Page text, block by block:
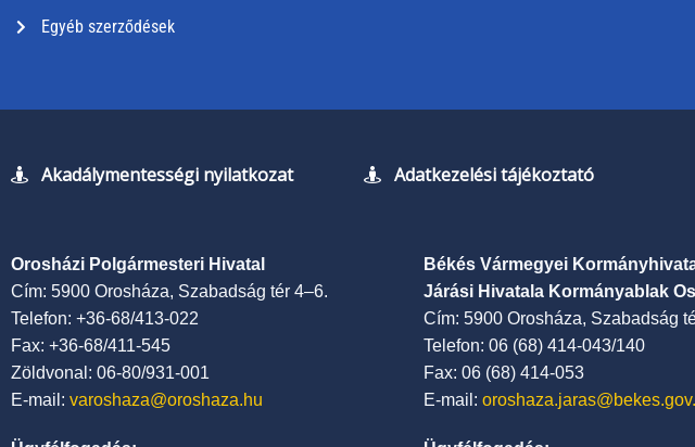
Egyéb szerződések
Akadálymentességi nyilatkozat Adatkezelési tájékoztató
Orosházi Polgármesteri Hivatal
Cím: 5900 Orosháza, Szabadság tér 4–6.
Telefon: +36-68/413-022
Fax: +36-68/411-545
Zöldvonal: 06-80/931-001
E-mail: varoshaza@oroshaza.hu
Békés Vármegyei
Járási Hivatala Kormányablak
Cím: 5900 Orosháza, Szabadság
Telefon: 06 (68) 414-043/140
Fax: 06 (68) 414-053
E-mail: